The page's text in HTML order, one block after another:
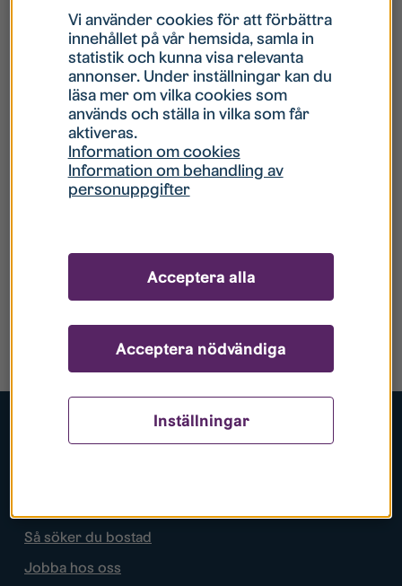
Populära sidor
Så söker du bostad
Jobba hos oss
Vi använder cookies för att förbättra
innehållet på vår hemsida, samla in
statistik och kunna visa relevanta
annonser. Under inställningar kan du
läsa mer om vilka cookies som
används och ställa in vilka som får
aktiveras.
Information om cookies
Information om behandling av
personuppgifter
Inställningar
Acceptera nödvändiga
Acceptera alla